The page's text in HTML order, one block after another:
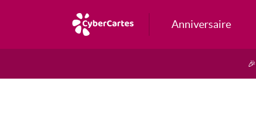
Anniversaire
🎉